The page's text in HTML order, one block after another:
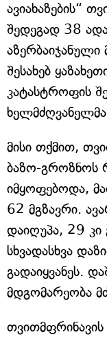
ავიახაზების“
შედეგად 38
აზერბაიჯანული
შესახებ
კატასტროფის
ხელმძღვანელმა
მისი თქმით,
ბაზო-გროზნოს
იმყოფებოდა,
62 მგზავრი.
დაიღუპა, 29 კი
სხვადასხვა
გადაიყვანეს.
მდგომარეობა